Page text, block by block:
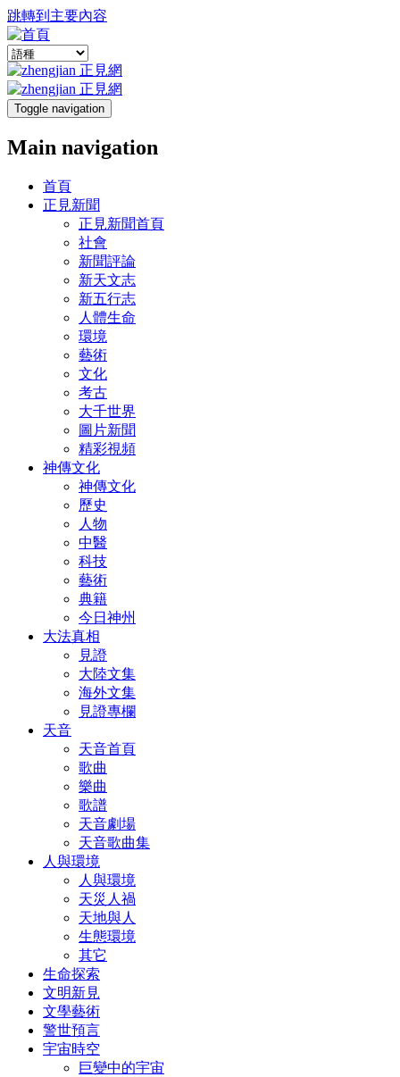
跳轉到主要內容
Toggle navigation
Main navigation
首頁
正見新聞
正見新聞首頁
社會
新聞評論
新天文志
新五行志
人體生命
環境
藝術
文化
考古
大千世界
圖片新聞
精彩視頻
神傳文化
神傳文化
歷史
人物
中醫
科技
藝術
典籍
今日神州
大法真相
見證
大陸文集
海外文集
見證專欄
天音
天音首頁
歌曲
樂曲
歌譜
天音劇場
天音歌曲集
人與環境
人與環境
天災人禍
天地與人
生態環境
其它
生命探索
文明新見
文學藝術
警世預言
宇宙時空
巨變中的宇宙